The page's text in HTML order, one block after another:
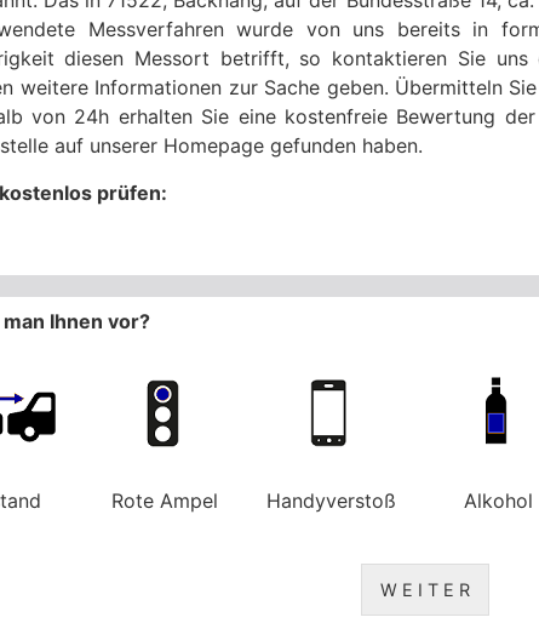
Messverfahren wurde von uns bereits in
diesen Messort betrifft, so kontaktieren Sie
weitere Informationen zur Sache geben. Übermitteln
von 24h erhalten Sie eine kostenfreie Bewertung
auf unserer Homepage gefunden haben.
prüfen:
Ihnen vor?
Rote Ampel Handyverstoß Alkohol
W E I T E R